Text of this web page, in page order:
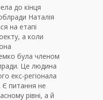
до кінця
Наталія
на етапі
а коли
була членом
Це людина
екс-регіонала
питання не
рівні, а й